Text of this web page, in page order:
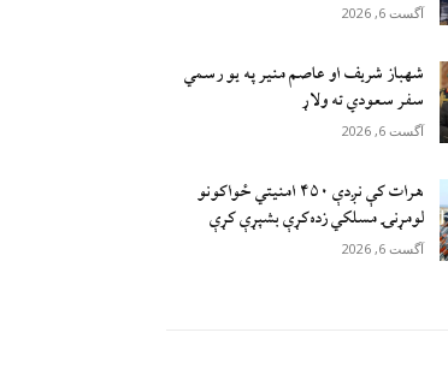
آگست 6, 2026
شهباز شریف او عاصم منیر په یو رسمي
سفر سعودي ته ولاړ
آگست 6, 2026
هرات کې نږدې ۴۵۰ امنيتي ځواکونو
لومړنۍ مسلکي زده‌کړې بشپړې کړې
آگست 6, 2026